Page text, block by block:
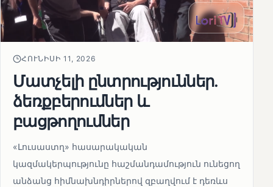
ՀՈՒՆԻՍԻ 11, 2026
Մատչելի ընտրություններ.
ձեռքբերումներ և
բացթողումներ
«Լուսաստղ» հասարակական
կազմակերպությունը հաշմանդամություն ունեցող
անձանց հիմնախնդիրներով զբաղվում է դեռևս